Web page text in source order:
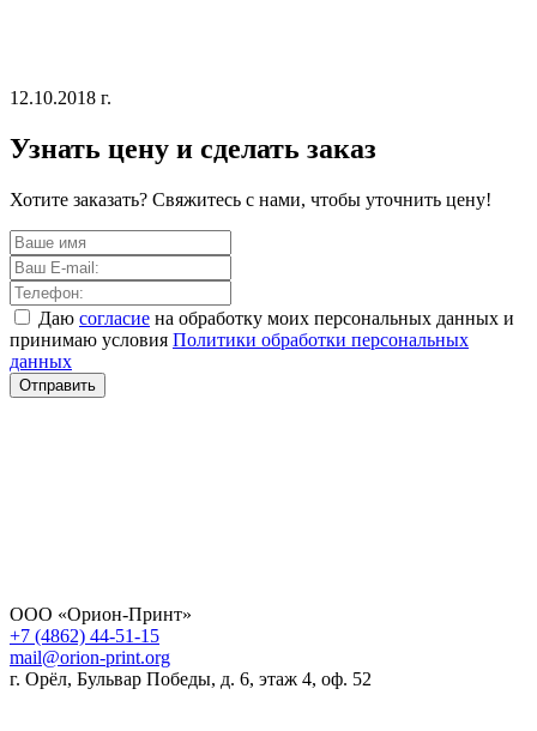
12.10.2018 г.
Узнать цену и сделать заказ
Хотите заказать? Свяжитесь с нами, чтобы уточнить цену!
Даю согласие на обработку моих персональных данных и
принимаю условия Политики обработки персональных
данных
Отправить
ООО «Орион-Принт»
+7 (4862) 44-51-15
mail@orion-print.org
г. Орёл, Бульвар Победы, д. 6, этаж 4, оф. 52